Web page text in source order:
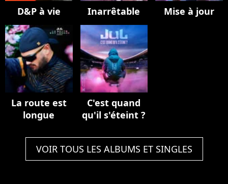
D&P à vie Inarrêtable Mise à jour
La route est
longue
C'est quand
qu'il s'éteint ?
VOIR TOUS LES ALBUMS ET SINGLES